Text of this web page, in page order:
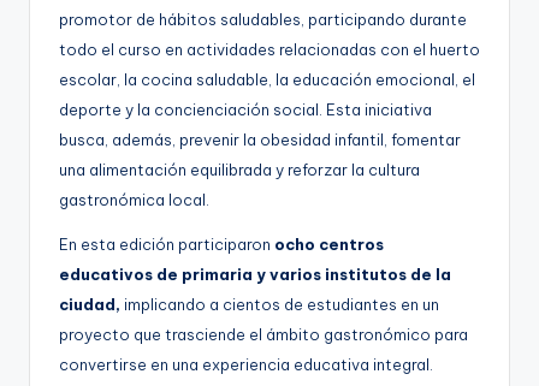
promotor de hábitos saludables, participando durante
todo el curso en actividades relacionadas con el huerto
escolar, la cocina saludable, la educación emocional, el
deporte y la concienciación social. Esta iniciativa
busca, además, prevenir la obesidad infantil, fomentar
una alimentación equilibrada y reforzar la cultura
gastronómica local.
En esta edición participaron ocho centros
educativos de primaria y varios institutos de la
ciudad, implicando a cientos de estudiantes en un
proyecto que trasciende el ámbito gastronómico para
convertirse en una experiencia educativa integral.